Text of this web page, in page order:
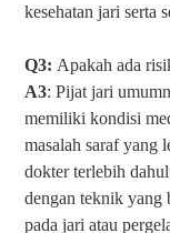
kesehatan jari serta
Q3: Apakah ada
A3: Pijat jari
memiliki kondisi
masalah saraf yang
dokter terlebih
dengan teknik yang
pada jari atau